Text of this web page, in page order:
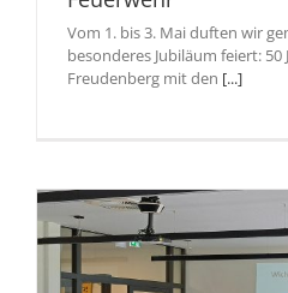
Vom 1. bis 3. Mai duften wir
besonderes Jubiläum feiert:
Freudenberg mit den [...]